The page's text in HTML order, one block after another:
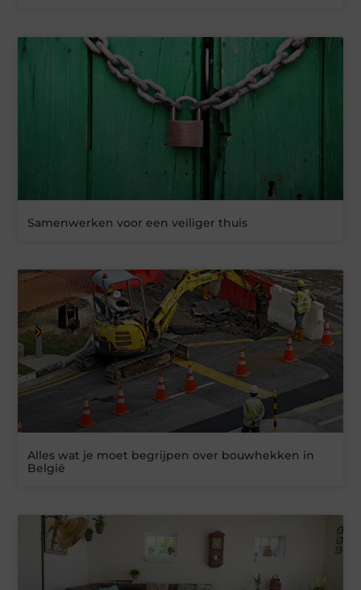
Samenwerken voor een veiliger thuis
Alles wat je moet begrijpen over bouwhekken in
België